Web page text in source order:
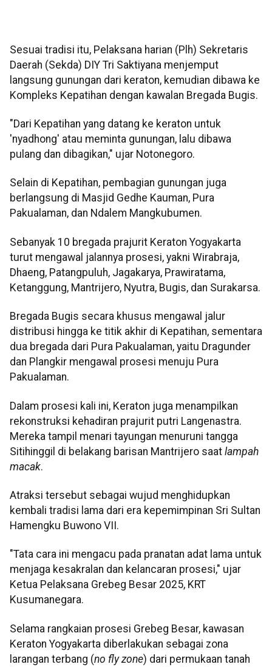
Sesuai tradisi itu, Pelaksana harian (Plh) Sekretaris
Daerah (Sekda) DIY Tri Saktiyana menjemput
langsung gunungan dari keraton, kemudian dibawa ke
Kompleks Kepatihan dengan kawalan Bregada Bugis.
"Dari Kepatihan yang datang ke keraton untuk
'nyadhong' atau meminta gunungan, lalu dibawa
pulang dan dibagikan," ujar Notonegoro.
Selain di Kepatihan, pembagian gunungan juga
berlangsung di Masjid Gedhe Kauman, Pura
Pakualaman, dan Ndalem Mangkubumen.
Sebanyak 10 bregada prajurit Keraton Yogyakarta
turut mengawal jalannya prosesi, yakni Wirabraja,
Dhaeng, Patangpuluh, Jagakarya, Prawiratama,
Ketanggung, Mantrijero, Nyutra, Bugis, dan Surakarsa.
Bregada Bugis secara khusus mengawal jalur
distribusi hingga ke titik akhir di Kepatihan, sementara
dua bregada dari Pura Pakualaman, yaitu Dragunder
dan Plangkir mengawal prosesi menuju Pura
Pakualaman.
Dalam prosesi kali ini, Keraton juga menampilkan
rekonstruksi kehadiran prajurit putri Langenastra.
Mereka tampil menari tayungan menuruni tangga
Sitihinggil di belakang barisan Mantrijero saat lampah
macak.
Atraksi tersebut sebagai wujud menghidupkan
kembali tradisi lama dari era kepemimpinan Sri Sultan
Hamengku Buwono VII.
"Tata cara ini mengacu pada pranatan adat lama untuk
menjaga kesakralan dan kelancaran prosesi," ujar
Ketua Pelaksana Grebeg Besar 2025, KRT
Kusumanegara.
Selama rangkaian prosesi Grebeg Besar, kawasan
Keraton Yogyakarta diberlakukan sebagai zona
larangan terbang (no fly zone) dari permukaan tanah